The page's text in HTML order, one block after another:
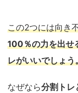
この2つには向き
100％の力を出せ
レがいいでしょう
なぜなら分割トレ